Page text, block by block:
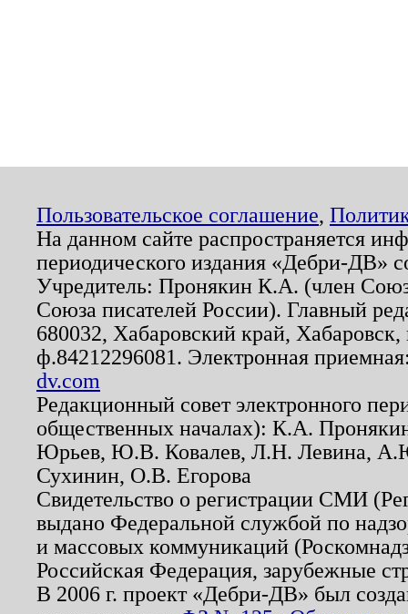
Пользовательское соглашение,
На данном сайте распространяется
периодического издания «Дебри-ДВ»
Учредитель: Пронякин К.А. (член
Союза писателей России). Главный
680032, Хабаровский край,
ф.84212296081. Электронная
dv.com
Редакционный совет электронного
общественных началах): К.А.
Юрьев, Ю.В. Ковалев, Л.Н. Левина,
Сухинин, О.В. Егорова
Свидетельство о регистрации СМИ
выдано Федеральной службой по
и массовых коммуникаций
Российская Федерация, зарубежные
В 2006 г. проект «Дебри-ДВ» был